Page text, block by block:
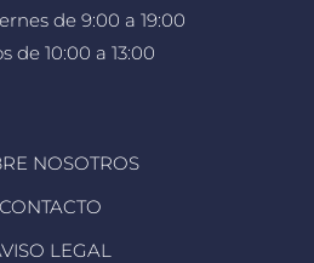
de 9:00 a 19:00
de 10:00 a 13:00
NOSOTROS
CONTACTO
LEGAL